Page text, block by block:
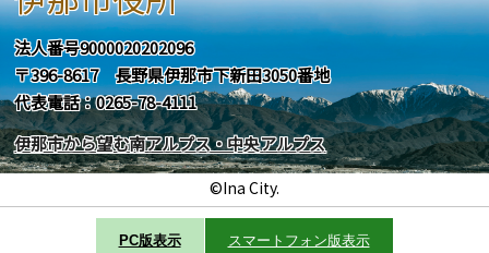
法人番号9000020202096
〒396-8617 長野県伊那市下新田3050番地
代表電話：0265-78-4111
伊那市から望む南アルプス・中央アルプス
©Ina City.
PC版表示 スマートフォン版表示